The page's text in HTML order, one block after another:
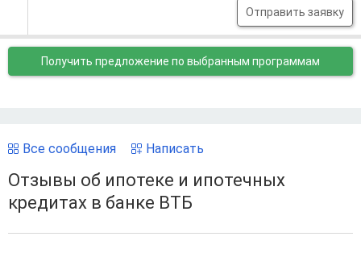
Отправить заявку
Получить предложение по выбранным программам
Все сообщения Написать
Отзывы об ипотеке и ипотечных
кредитах в банке ВТБ